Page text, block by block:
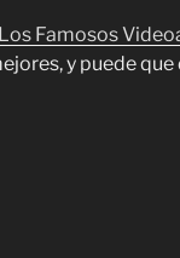
Los Famosos
y puede que